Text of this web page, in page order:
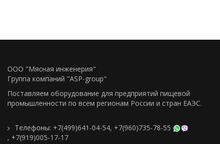
ООО "Мясная инженерия"
Группа компаний "ASP-group"
Поставляем оборудование для предприятий пищевой
промышленности по всем регионам Росcии и стран ЕАЭС.
Телефоны: +7(499)641-04-54, +7(960)735-78-55
, +7(919)005-17-17